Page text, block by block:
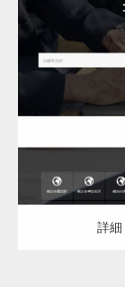
詳細
詳細